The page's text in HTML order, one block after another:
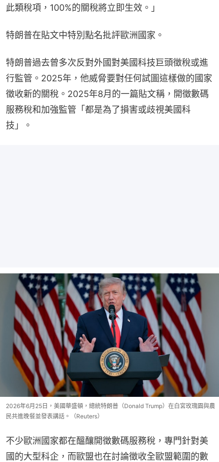
此類稅項，100%的關稅將立即生效。」
特朗普在貼文中特別點名批評歐洲國家。
特朗普過去曾多次反對外國對美國科技巨頭徵稅或進
行監管。2025年，他威脅要對任何試圖這樣做的國家
徵收新的關稅。2025年8月的一篇貼文稱，開徵數碼
服務稅和加強監管「都是為了損害或歧視美國科
技」。
2026年6月25日，美國華盛頓，總統特朗普（Donald Trump）在白宮玫瑰園與農
民共進晚餐並發表講話。（Reuters）
不少歐洲國家都在醞釀開徵數碼服務稅，專門針對美
國的大型科企，而歐盟也在討論徵收全歐盟範圍的數